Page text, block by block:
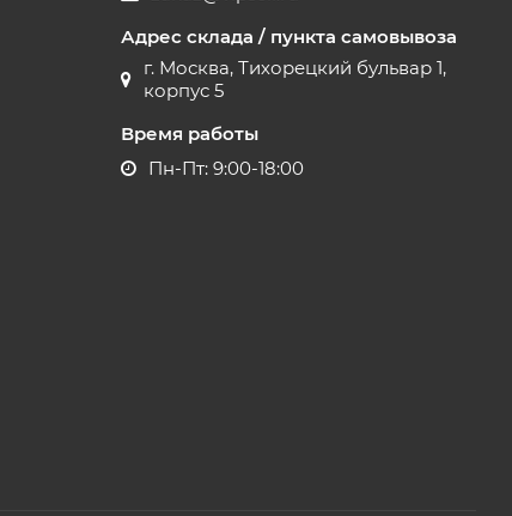
Адрес склада / пункта самовывоза
г. Москва, Тихорецкий бульвар 1,
корпус 5
Время работы
Пн-Пт: 9:00-18:00